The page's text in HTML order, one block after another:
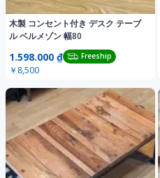
木製 コンセント付き デスク テーブ
ル ベルメゾン 幅80
1.598.000 ₫ Freeship
￥8,500